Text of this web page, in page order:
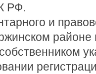
РФ.
и
районе